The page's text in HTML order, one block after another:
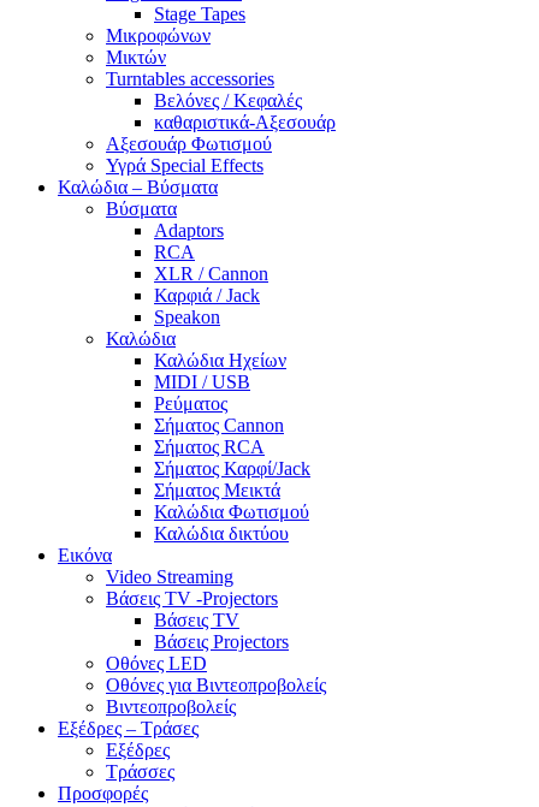
Stage Tapes
Μικροφώνων
Μικτών
Turntables accessories
Βελόνες / Κεφαλές
καθαριστικά-Αξεσουάρ
Αξεσουάρ Φωτισμού
Υγρά Special Effects
Καλώδια – Βύσματα
Βύσματα
Adaptors
RCA
XLR / Cannon
Καρφιά / Jack
Speakon
Καλώδια
Καλώδια Ηχείων
MIDI / USB
Ρεύματος
Σήματος Cannon
Σήματος RCA
Σήματος Καρφί/Jack
Σήματος Μεικτά
Καλώδια Φωτισμού
Καλώδια δικτύου
Εικόνα
Video Streaming
Βάσεις TV -Projectors
Βάσεις TV
Βάσεις Projectors
Οθόνες LED
Οθόνες για Βιντεοπροβολείς
Βιντεοπροβολείς
Εξέδρες – Τράσες
Εξέδρες
Τράσσες
Προσφορές